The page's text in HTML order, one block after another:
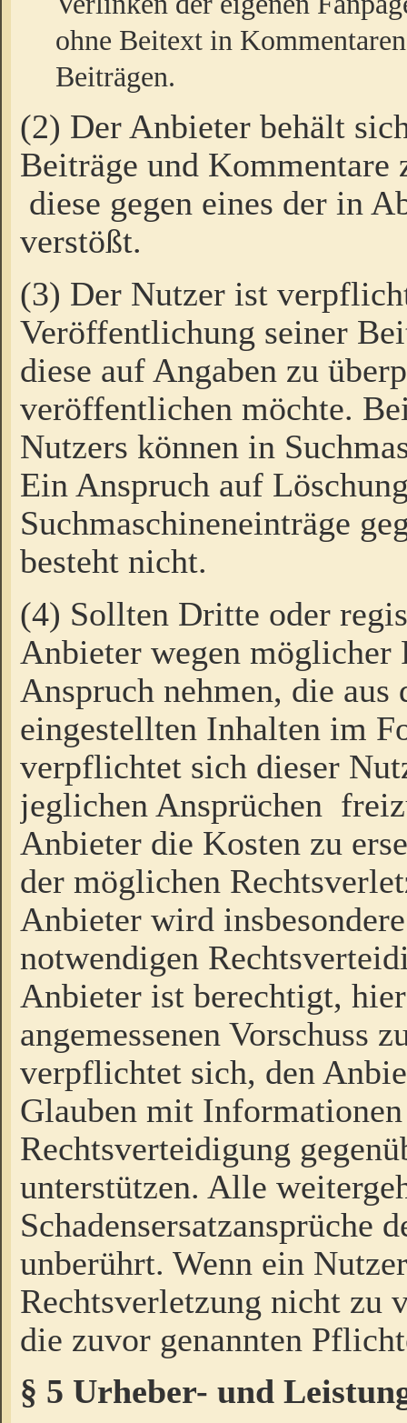
ohne Beitext in
Beiträgen.
(2) Der Anbieter behält
Beiträge und Kommentare
diese gegen eines der in
verstößt.
(3) Der Nutzer ist
Veröffentlichung seiner
diese auf Angaben zu
veröffentlichen möchte.
Nutzers können in
Ein Anspruch auf
Suchmaschineneinträge
besteht nicht.
(4) Sollten Dritte oder
Anbieter wegen möglicher
Anspruch nehmen, die
eingestellten Inhalten im
verpflichtet sich dieser
jeglichen Ansprüchen
Anbieter die Kosten zu
der möglichen
Anbieter wird
notwendigen
Anbieter ist berechtigt,
angemessenen Vorschuss
verpflichtet sich, den
Glauben mit
Rechtsverteidigung
unterstützen. Alle
Schadensersatzansprüche
unberührt. Wenn ein
Rechtsverletzung nicht zu
die zuvor genannten
§ 5 Urheber- und